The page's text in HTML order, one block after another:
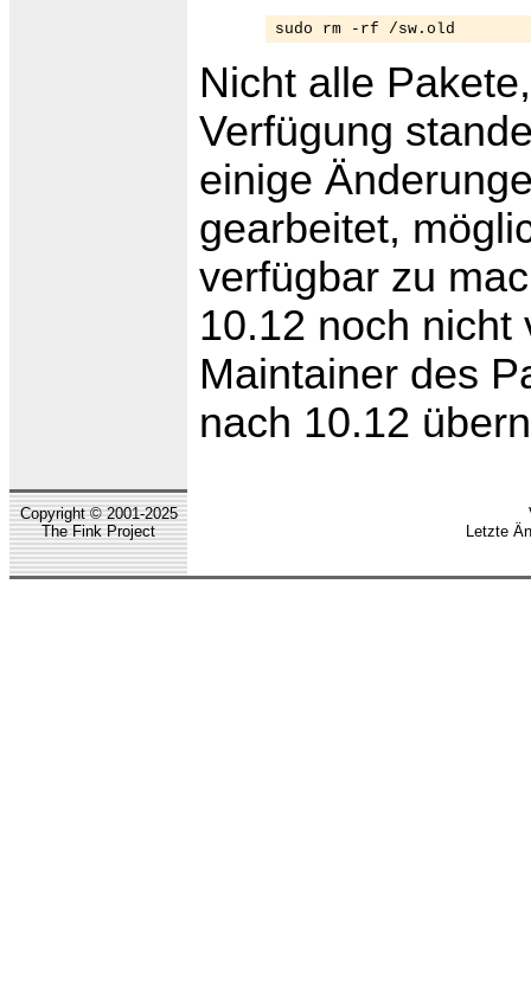
sudo rm -rf /sw.old
Nicht alle
Verfügung
einige
gearbeitet,
verfügbar zu
10.12 noch nicht
Maintainer des
nach 10.12
Copyright © 2001-2025
The Fink Project
Letzte